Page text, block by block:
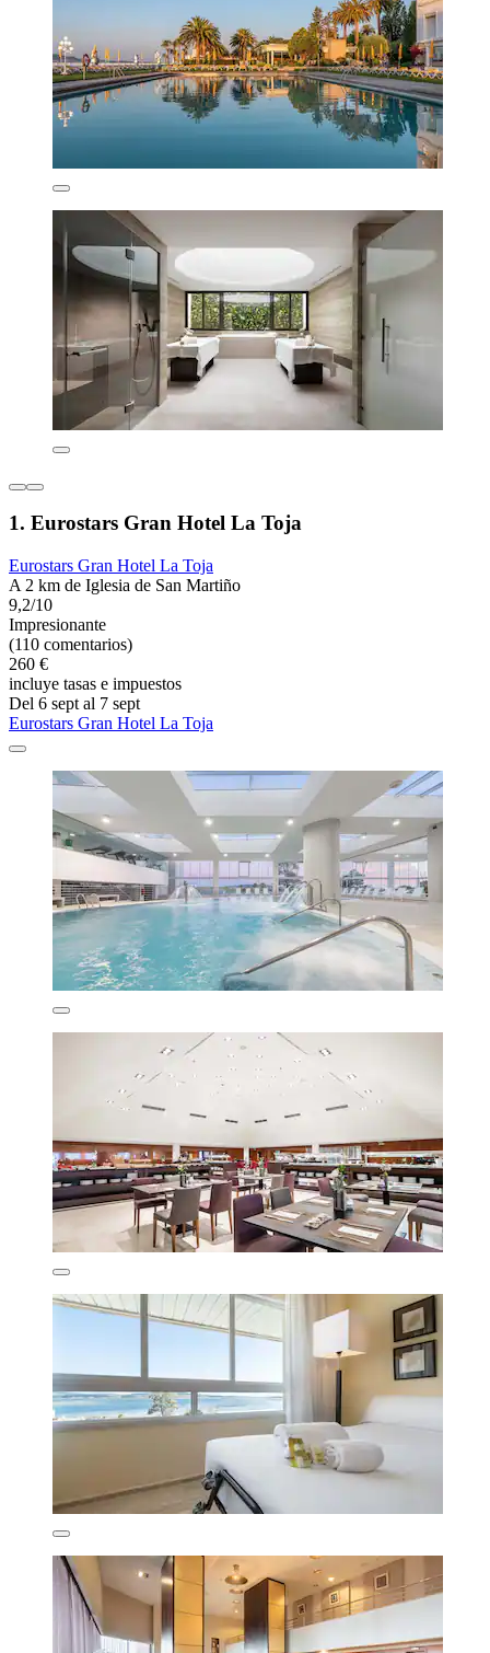
1. Eurostars Gran Hotel La Toja
Eurostars Gran Hotel La Toja
A 2 km de Iglesia de San Martiño
9,2/10
Impresionante
(110 comentarios)
260 €
incluye tasas e impuestos
Del 6 sept al 7 sept
Eurostars Gran Hotel La Toja